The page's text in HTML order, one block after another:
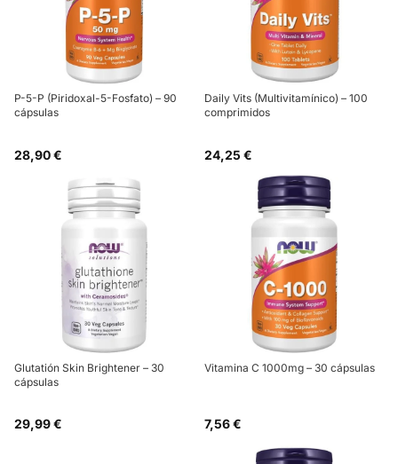
P-5-P (Piridoxal-5-Fosfato) – 90
cápsulas
28,90 €
Daily Vits (Multivitamínico) – 100
comprimidos
24,25 €
Glutatión Skin Brightener – 30
cápsulas
29,99 €
Vitamina C 1000mg – 30 cápsulas
7,56 €